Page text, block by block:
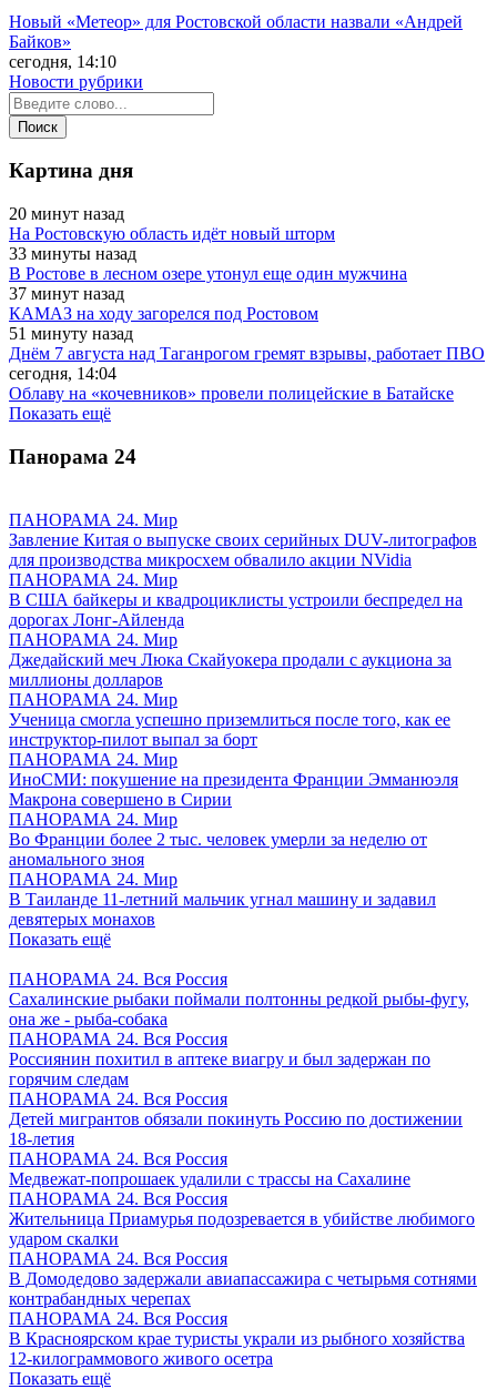
Новый «Метеор» для Ростовской области назвали «Андрей
Байков»
сегодня, 14:10
Новости рубрики
Картина дня
20 минут назад
На Ростовскую область идёт новый шторм
33 минуты назад
В Ростове в лесном озере утонул еще один мужчина
37 минут назад
КАМАЗ на ходу загорелся под Ростовом
51 минуту назад
Днём 7 августа над Таганрогом гремят взрывы, работает ПВО
сегодня, 14:04
Облаву на «кочевников» провели полицейские в Батайске
Показать ещё
Панорама 24
ПАНОРАМА 24. Мир
Завление Китая о выпуске своих серийных DUV-литографов
для производства микросхем обвалило акции NVidia
ПАНОРАМА 24. Мир
В США байкеры и квадроциклисты устроили беспредел на
дорогах Лонг-Айленда
ПАНОРАМА 24. Мир
Джедайский меч Люка Скайуокера продали с аукциона за
миллионы долларов
ПАНОРАМА 24. Мир
Ученица смогла успешно приземлиться после того, как ее
инструктор-пилот выпал за борт
ПАНОРАМА 24. Мир
ИноСМИ: покушение на президента Франции Эмманюэля
Макрона совершено в Сирии
ПАНОРАМА 24. Мир
Во Франции более 2 тыс. человек умерли за неделю от
аномального зноя
ПАНОРАМА 24. Мир
В Таиланде 11-летний мальчик угнал машину и задавил
девятерых монахов
Показать ещё
ПАНОРАМА 24. Вся Россия
Сахалинские рыбаки поймали полтонны редкой рыбы-фугу,
она же - рыба-собака
ПАНОРАМА 24. Вся Россия
Россиянин похитил в аптеке виагру и был задержан по
горячим следам
ПАНОРАМА 24. Вся Россия
Детей мигрантов обязали покинуть Россию по достижении
18-летия
ПАНОРАМА 24. Вся Россия
Медвежат-попрошаек удалили с трассы на Сахалине
ПАНОРАМА 24. Вся Россия
Жительница Приамурья подозревается в убийстве любимого
ударом скалки
ПАНОРАМА 24. Вся Россия
В Домодедово задержали авиапассажира с четырьмя сотнями
контрабандных черепах
ПАНОРАМА 24. Вся Россия
В Красноярском крае туристы украли из рыбного хозяйства
12-килограммового живого осетра
Показать ещё